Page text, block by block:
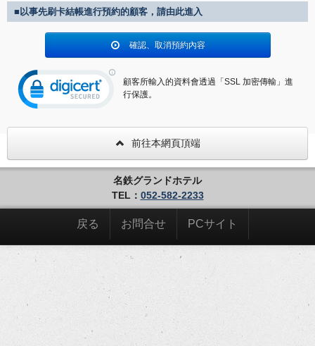
■以事先刷卡結帳進行預約的顧客，請由此進入
確認、取消預約內容
顧客所輸入的資料會透過「SSL 加密傳輸」進
行保護。
前往本網頁頂端
名鉄グランドホテル
TEL： 052-582-2233
戻る お問合せ PCサイト